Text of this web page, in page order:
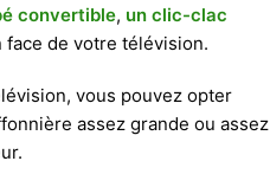
convertible, un clic-clac
de votre télévision.
vous pouvez opter
assez grande ou assez